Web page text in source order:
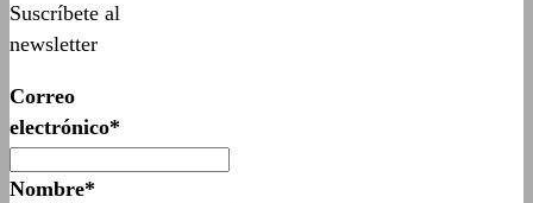
Suscríbete al
newsletter
Correo
electrónico*
Nombre*